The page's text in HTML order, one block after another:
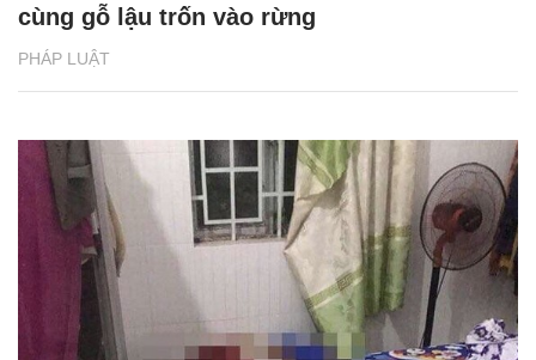
PHÁP LUẬT
cùng gỗ lậu trốn vào rừng